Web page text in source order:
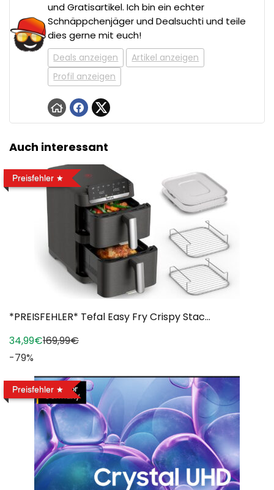
und Gratisartikel. Ich bin ein echter
Schnäppchenjäger und Dealsuchti und teile
dies gerne mit euch!
Deals anzeigen
Artikel anzeigen
Profil anzeigen
Auch interessant
Preisfehler
*PREISFEHLER* Tefal Easy Fry Crispy Stac...
34,99€169,99€
-79%
Preisfehler